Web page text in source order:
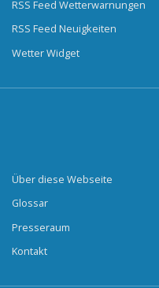
RSS Feed Wetterwarnungen
RSS Feed Neuigkeiten
Wetter Widget
Über diese Webseite
Glossar
Presseraum
Kontakt